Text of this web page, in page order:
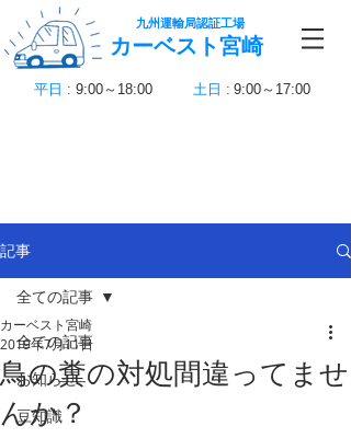
九州運輸局認証工場
カーベスト宮崎
平日 : 9:00～18:00 土日 : 9:00～17:00
記事
全ての記事
お知らせ
豆知識
全ての記事
鳥の糞の対処間違ってませ
んか？
カーベスト宮崎
2019年7月11日